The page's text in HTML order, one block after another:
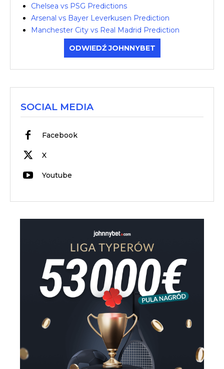
Chelsea vs PSG Predictions
Arsenal vs Bayer Leverkusen Prediction
Manchester City vs Real Madrid Prediction
ODWIEDŹ JOHNNYBET
SOCIAL MEDIA
Facebook
X
Youtube